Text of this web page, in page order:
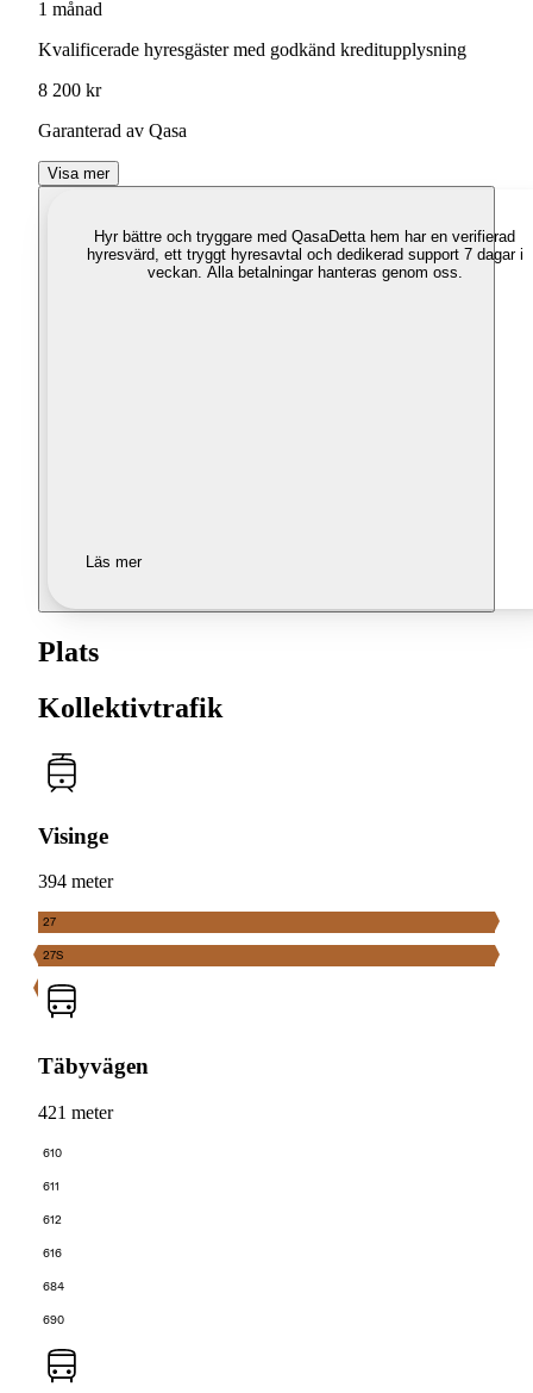
1 månad
Kvalificerade hyresgäster med godkänd kreditupplysning
8 200 kr
Garanterad av Qasa
Visa mer
Hyr bättre och tryggare med QasaDetta hem har en verifierad
hyresvärd, ett tryggt hyresavtal och dedikerad support 7 dagar i
veckan. Alla betalningar hanteras genom oss.
Läs mer
Plats
Kollektivtrafik
Visinge
394 meter
27
27S
Täbyvägen
421 meter
610
611
612
616
684
690